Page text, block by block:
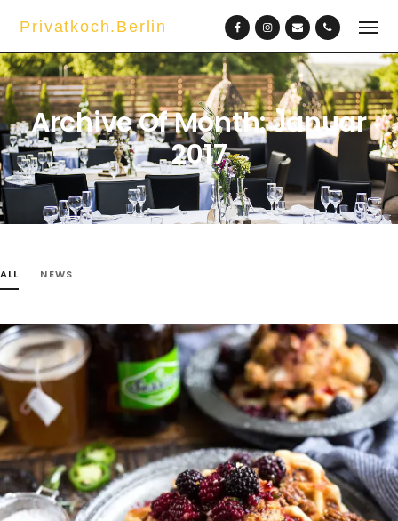
Privatkoch.Berlin
Archive Of Month: Januar
2017
ALL NEWS